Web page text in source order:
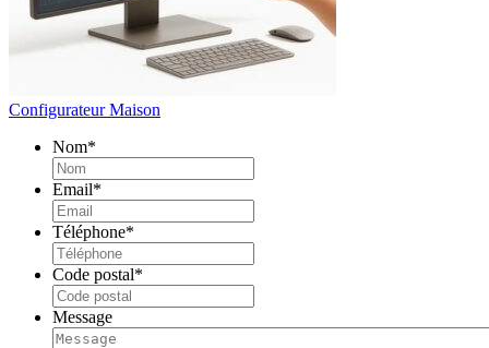
Configurateur Maison
Nom*
Email*
Téléphone*
Code postal*
Message